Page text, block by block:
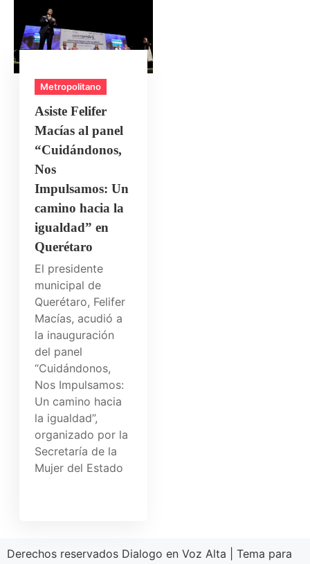
Metropolitano
Asiste Felifer
Macías al panel
“Cuidándonos,
Nos
Impulsamos: Un
camino hacia la
igualdad” en
Querétaro
El presidente
municipal de
Querétaro, Felifer
Macías, acudió a
la inauguración
del panel
“Cuidándonos,
Nos Impulsamos:
Un camino hacia
la igualdad”,
organizado por la
Secretaría de la
Mujer del Estado
Derechos reservados Dialogo en Voz Alta
Tema para